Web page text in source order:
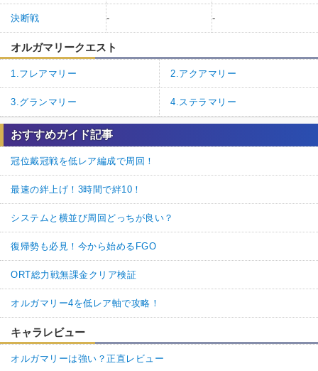
決断戦 - -
オルガマリークエスト
1.フレアマリー 2.アクアマリー
3.グランマリー 4.ステラマリー
おすすめガイド記事
冠位戴冠戦を低レア編成で周回！
最速の絆上げ！3時間で絆10！
システムと横並び周回どっちが良い？
復帰勢も必見！今から始めるFGO
ORT総力戦無課金クリア検証
オルガマリー4を低レア軸で攻略！
キャラレビュー
オルガマリーは強い？正直レビュー